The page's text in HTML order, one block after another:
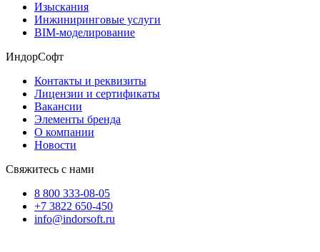
Изыскания
Инжиниринговые услуги
BIM-моделирование
ИндорСофт
Контакты и реквизиты
Лицензии и сертификаты
Вакансии
Элементы бренда
О компании
Новости
Свяжитесь с нами
8 800 333-08-05
+7 3822 650-450
info@indorsoft.ru